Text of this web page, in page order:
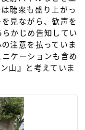
聴衆も盛り上がっ
見ながら、歓声を
かじめ告知してい
注意を払っていま
ケーションも含め
山』と考えていま